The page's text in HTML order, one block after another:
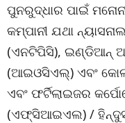
ପୁନରୁଦ୍ଧାର ପାଇଁ
କମ୍ପାନୀ ଯଥା
(ଏନଟିପିସି), ଇଣ୍ଡିଆନ୍
(ଆଇଓସିଏଲ୍) ଏବଂ
ଏବଂ ଫର୍ଟିଲାଇଜର
(ଏଫ୍ସିଆଇଏଲ) /